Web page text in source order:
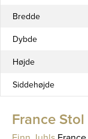
Bredde
Dybde
Højde
Siddehøjde
France